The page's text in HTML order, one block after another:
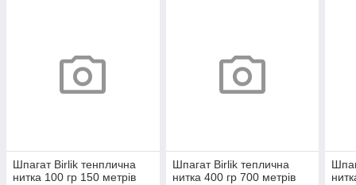
Шпагат Birlik тенплична
нитка 100 гр 150 метрів
Шпагат Birlik теплична
нитка 400 гр 700 метрів